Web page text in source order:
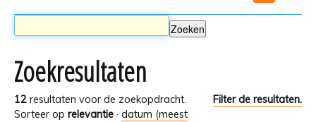
Zoekresultaten
12 resultaten voor de zoekopdracht.
Filter de resultaten.
Sorteer op relevantie · datum (meest